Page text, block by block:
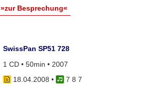
»zur Besprechung«
SwissPan SP51 728
1 CD • 50min • 2007
18.04.2008 •
7 8 7